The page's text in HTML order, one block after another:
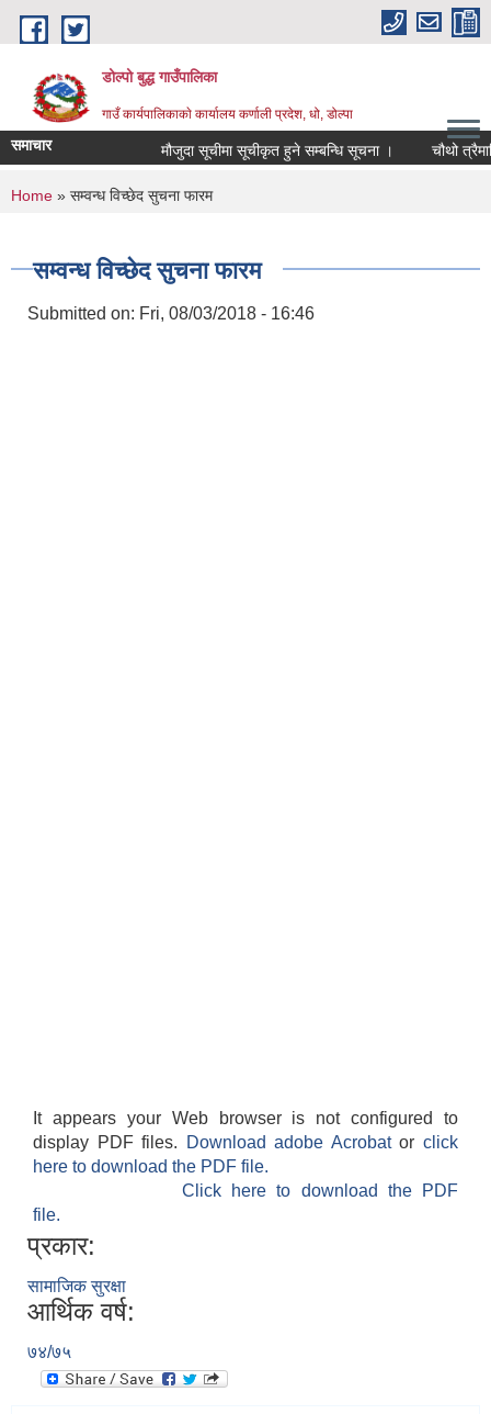
Skip to main content
डोल्पो बुद्ध गाउँपालिका
गाउँ कार्यपालिकाकाे कार्यालय कर्णाली प्रदेश, धो, डोल्पा
समाचार मौजुदा सूचीमा सूचीकृत हुने सम्बन्धि सूचना । चौथो त्रैमासिक
You are here
Home » सम्वन्ध विच्छेद सुचना फारम
सम्वन्ध विच्छेद सुचना फारम
Submitted on: Fri, 08/03/2018 - 16:46
It appears your Web browser is not configured to
display PDF files.
Download adobe Acrobatorclick
here to download the PDF file.
Click here to download the PDF
file.
प्रकार:
सामाजिक सुरक्षा
आर्थिक वर्ष:
७४/७५